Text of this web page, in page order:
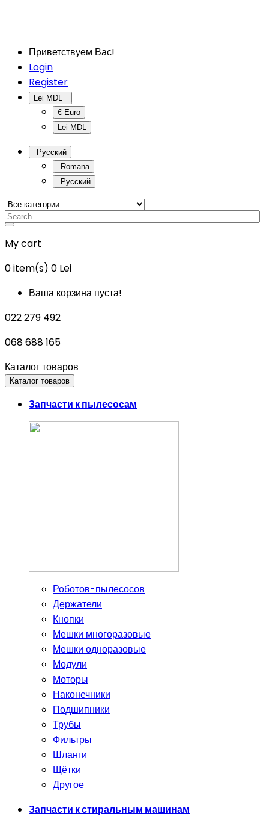
Приветствуем Вас!
Login
Register
€ Euro
Lei MDL
Русский
Romana
Русский
My cart
0item(s) 0 Lei
Ваша корзина пуста!
022 279 492
068 688 165
Каталог товаров
Каталог товаров
Запчасти к пылесосам
Роботов-пылесосов
Держатели
Кнопки
Мешки многоразовые
Мешки одноразовые
Модули
Моторы
Наконечники
Подшипники
Трубы
Фильтры
Шланги
Щётки
Другое
Запчасти к стиральным машинам